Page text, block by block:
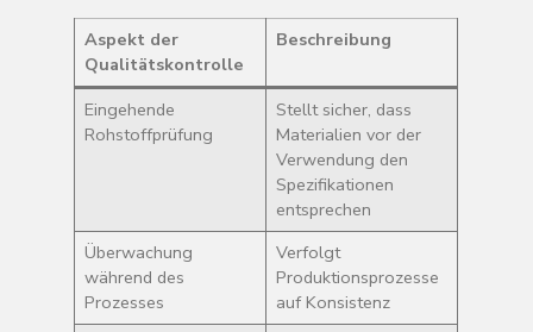
Aspekt der
Qualitätskontrolle
Beschreibung
Eingehende
Rohstoffprüfung
Stellt sicher, dass
Materialien vor der
Verwendung den
Spezifikationen
entsprechen
Überwachung
während des
Prozesses
Verfolgt
Produktionsprozesse
auf Konsistenz